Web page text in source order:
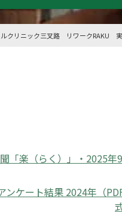
クリニック三叉路 リワークRAKU 実
「楽（らく）」・2025年
ンケート結果 2024年（